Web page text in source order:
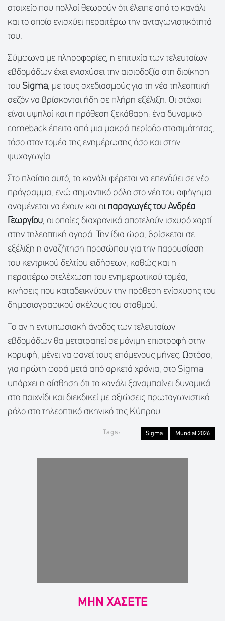
στοιχείο που πολλοί θεωρούν ότι έλειπε από το κανάλι
και το οποίο ενισχύει περαιτέρω την ανταγωνιστικότητά
του.
Σύμφωνα με πληροφορίες, η επιτυχία των τελευταίων
εβδομάδων έχει ενισχύσει την αισιοδοξία στη διοίκηση
του Sigma, με τους σχεδιασμούς για τη νέα τηλεοπτική
σεζόν να βρίσκονται ήδη σε πλήρη εξέλιξη. Οι στόχοι
είναι υψηλοί και η πρόθεση ξεκάθαρη: ένα δυναμικό
comeback έπειτα από μια μακρά περίοδο στασιμότητας,
τόσο στον τομέα της ενημέρωσης όσο και στην
ψυχαγωγία.
Στο πλαίσιο αυτό, το κανάλι φέρεται να επενδύει σε νέο
πρόγραμμα, ενώ σημαντικό ρόλο στο νέο του αφήγημα
αναμένεται να έχουν και οι παραγωγές του Ανδρέα
Γεωργίου, οι οποίες διαχρονικά αποτελούν ισχυρό χαρτί
στην τηλεοπτική αγορά. Την ίδια ώρα, βρίσκεται σε
εξέλιξη η αναζήτηση προσώπου για την παρουσίαση
του κεντρικού δελτίου ειδήσεων, καθώς και η
περαιτέρω στελέχωση του ενημερωτικού τομέα,
κινήσεις που καταδεικνύουν την πρόθεση ενίσχυσης του
δημοσιογραφικού σκέλους του σταθμού.
Το αν η εντυπωσιακή άνοδος των τελευταίων
εβδομάδων θα μετατραπεί σε μόνιμη επιστροφή στην
κορυφή, μένει να φανεί τους επόμενους μήνες. Ωστόσο,
για πρώτη φορά μετά από αρκετά χρόνια, στο Sigma
υπάρχει η αίσθηση ότι το κανάλι ξαναμπαίνει δυναμικά
στο παιχνίδι και διεκδικεί με αξιώσεις πρωταγωνιστικό
ρόλο στο τηλεοπτικό σκηνικό της Κύπρου.
Tags: Sigma Mundial 2026
ΜΗΝ ΧΑΣΕΤΕ